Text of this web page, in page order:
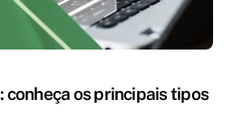
os principais tipos